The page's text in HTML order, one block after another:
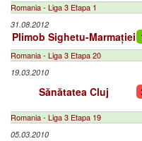
Romania - Liga 3 Etapa 1
31.08.2012
Plimob Sighetu-Marmației
Romania - Liga 3 Etapa 20
19.03.2010
Sănătatea Cluj
Romania - Liga 3 Etapa 19
05.03.2010